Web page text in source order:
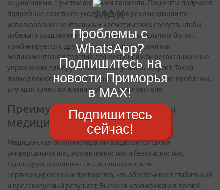
ощущениями, с учетом анатомии пациента. Пациенты получают
подробные советы по уходу, включая рекомендации по
использованию нейтральных косметических средств, чтобы
избежать раздражения кожи. В некоторых случаях ботокс
комбинируется с другими методиками, такими как
медикаментозная терапия для мигреней или релаксационные
упражнения для бруксизма, чтобы усилить эффект. Такой
подход помогает эффективно решать медицинские проблемы,
улучшая качество жизни и общее самочувствие.
Преимущества и перспективы
медицинского ботокса
Медицинская ботулинотерапия выделяется своей
универсальностью, эффективностью и безопасностью.
Процедуры выполняются с использованием
сертифицированных препаратов, что обеспечивает стабильный
и предсказуемый результат. Высокая квалификация врачей
Проблемы с
WhatsApp?
Подпишитесь на
новости Приморья
в MAX!
Подпишитесь
сейчас!